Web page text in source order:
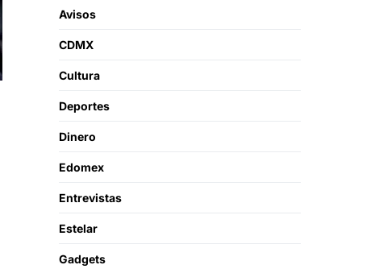
Avisos
CDMX
Cultura
Deportes
Dinero
Edomex
Entrevistas
Estelar
Gadgets